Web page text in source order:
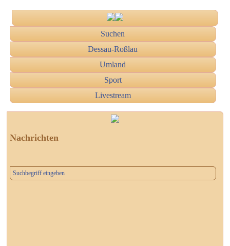
Suchen
Dessau-Roßlau
Umland
Sport
Livestream
Nachrichten
Suchbegriff eingeben